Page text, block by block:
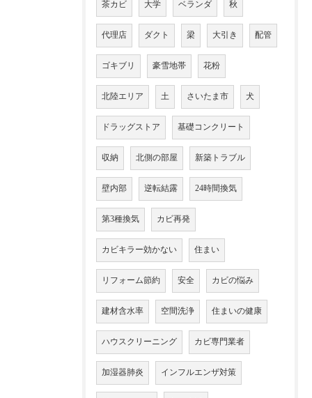
茶カビ 大学 ベランダ 秋
代理店 ダクト 梁 大引き 配管
ゴキブリ 豪雪地帯 花粉
北陸エリア 土 さいたま市 犬
ドラッグストア 基礎コンクリート
収納 北側の部屋 新築トラブル
壁内部 逆転結露 24時間換気
第3種換気 カビ再発
カビキラー効かない 住まい
リフォーム節約 安全 カビの悩み
建材含水率 空間洗浄 住まいの健康
ハウスクリーニング カビ専門業者
加湿器肺炎 インフルエンザ対策